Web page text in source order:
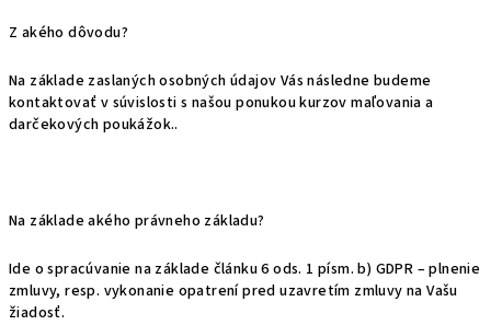
Z akého dôvodu?
Na základe zaslaných osobných údajov Vás následne budeme
kontaktovať v súvislosti s našou ponukou kurzov maľovania a
darčekových poukážok..
Na základe akého právneho základu?
Ide o spracúvanie na základe článku 6 ods. 1 písm. b) GDPR – plnenie
zmluvy, resp. vykonanie opatrení pred uzavretím zmluvy na Vašu
žiadosť.